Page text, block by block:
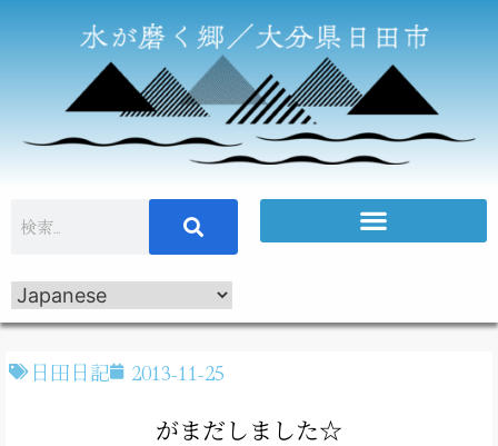
日田日記 2013-11-25
がまだしました☆